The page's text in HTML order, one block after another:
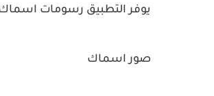
يوفر التطبيق رسومات اسماك
صور اسماك